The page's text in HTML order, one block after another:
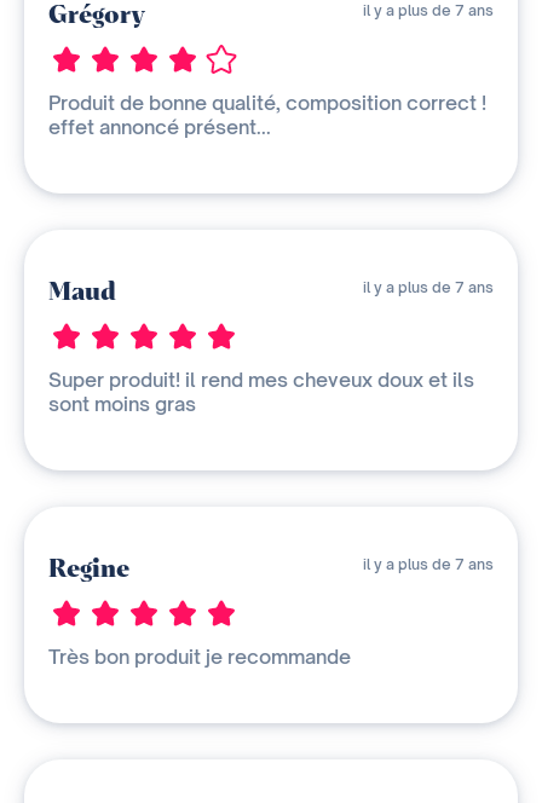
Grégory il y a plus de 7 ans
Produit de bonne qualité, composition correct !
effet annoncé présent...
Maud il y a plus de 7 ans
Super produit! il rend mes cheveux doux et ils
sont moins gras
Regine il y a plus de 7 ans
Très bon produit je recommande